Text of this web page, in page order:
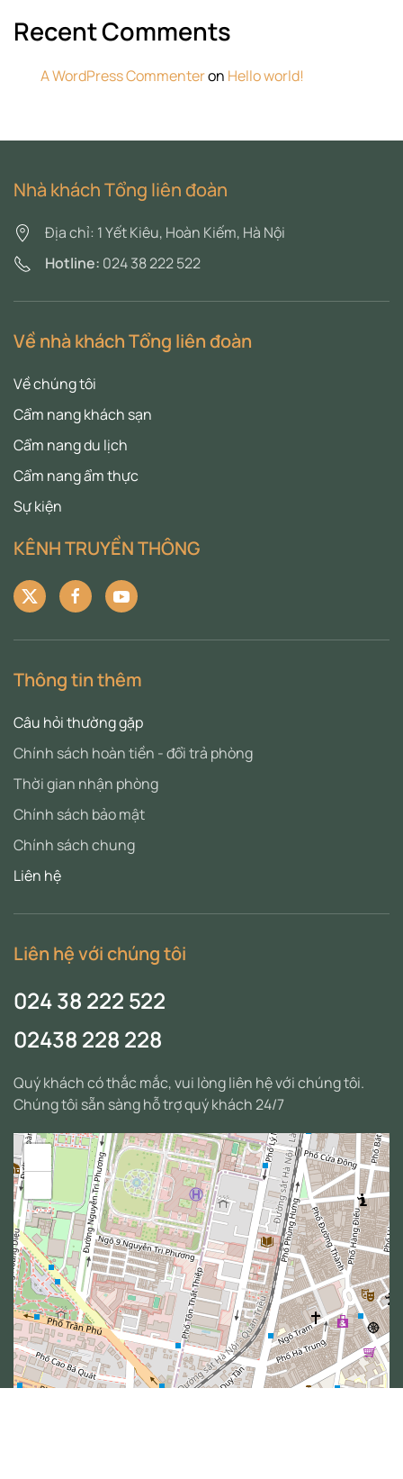
Recent Comments
A WordPress Commenteron Hello world!
Nhà khách Tổng liên đoàn
Địa chỉ: 1 Yết Kiêu, Hoàn Kiếm, Hà Nội
Hotline: 024 38 222 522
Về nhà khách Tổng liên đoàn
Về chúng tôi
Cẩm nang khách sạn
Cẩm nang du lịch
Cẩm nang ẩm thực
Sự kiện
KÊNH TRUYỀN THÔNG
Thông tin thêm
Câu hỏi thường gặp
Chính sách hoàn tiền - đổi trả phòng
Thời gian nhận phòng
Chính sách bảo mật
Chính sách chung
Liên hệ
Liên hệ với chúng tôi
024 38 222 522
02438 228 228
Quý khách có thắc mắc, vui lòng liên hệ với chúng tôi.
Chúng tôi sẵn sàng hỗ trợ quý khách 24/7